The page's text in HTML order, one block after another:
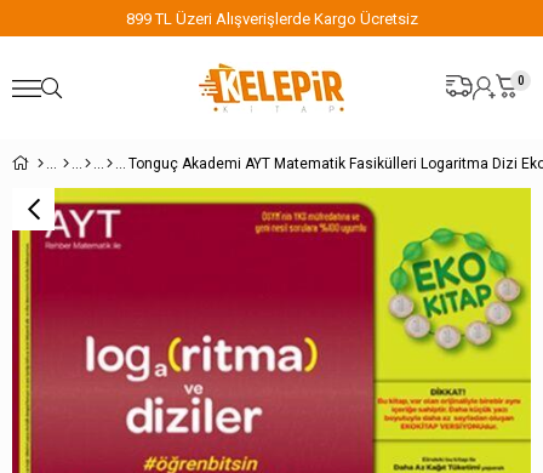
899 TL Üzeri Alışverişlerde Kargo Ücretsiz
0
Tonguç Akademi AYT Matematik Fasikülleri Logaritma Dizi